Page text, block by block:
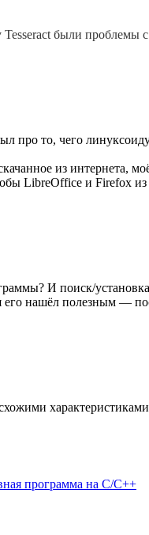
были проблемы
про то, чего
из интернета,
LibreOffice и Firefox из
И поиск/
его нашёл полезным —
программа на C/C++